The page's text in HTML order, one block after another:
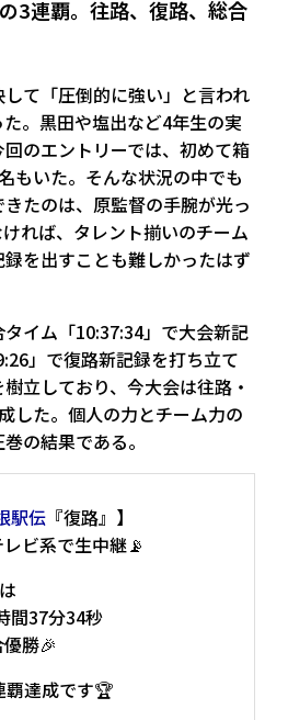
3連覇。往路、復路、総合
て「圧倒的に強い」と言われ
。黒田や塩出など4年生の実
のエントリーでは、初めて箱
もいた。そんな状況の中でも
たのは、原監督の手腕が光っ
れば、タレント揃いのチーム
を出すことも難しかったはず
イム「10:37:34」で大会新記
」で復路新記録を打ち立て
立しており、今大会は往路・
した。個人の力とチーム力の
の結果である。
駅伝 『復路』】
ビ系で生中継📡
間37分34秒
勝🎉
覇達成です🏆